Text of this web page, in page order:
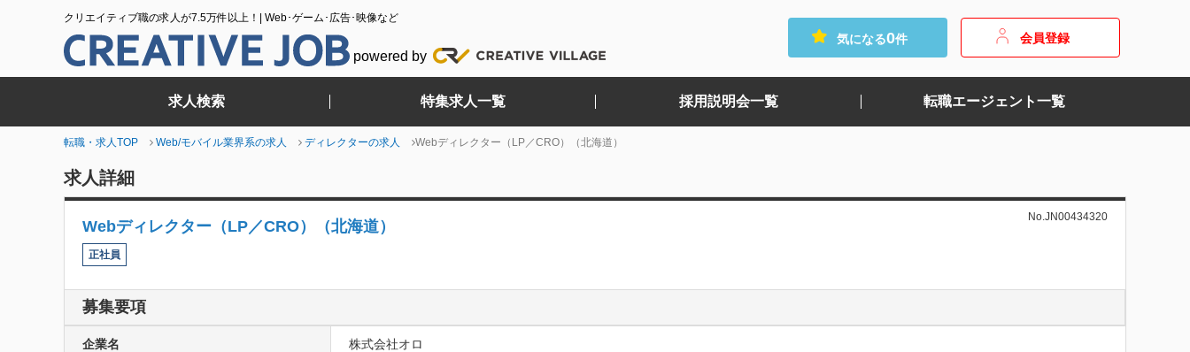
クリエイティブ職の求人が7.5万件以上！| Web･ゲーム･広告･映像など
powered by
気になる0件 会員登録
求人検索 特集求人一覧 採用説明会一覧 転職エージェント一覧
転職・求人TOP Web/モバイル業界系の求人 ディレクターの求人 Webディレクター（LP／CRO）（北海道）
求人詳細
Webディレクター（LP／CRO）（北海道）
No.JN00434320
正社員
募集要項
企業名 株式会社オロ